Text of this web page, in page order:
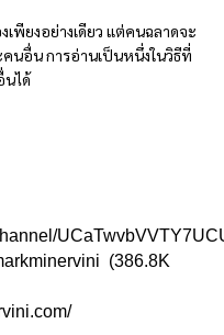
เพียงอย่างเดียว แต่คนฉลาดจะ
นอื่น การอ่านเป็นหนึ่งในวิธีที่
นได้
(386.8K